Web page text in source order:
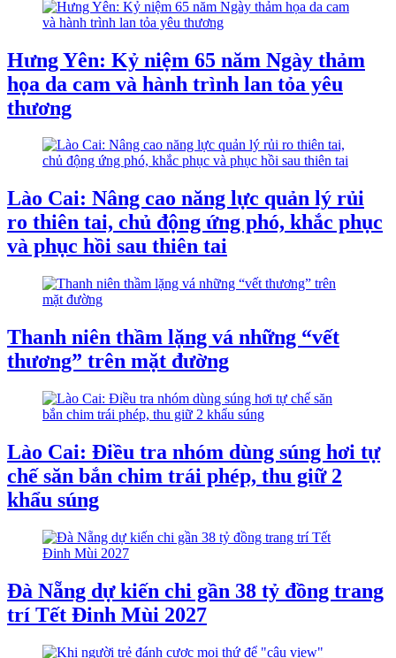
Hưng Yên: Kỷ niệm 65 năm Ngày thảm
họa da cam và hành trình lan tỏa yêu
thương
Lào Cai: Nâng cao năng lực quản lý rủi
ro thiên tai, chủ động ứng phó, khắc phục
và phục hồi sau thiên tai
Thanh niên thầm lặng vá những “vết
thương” trên mặt đường
Lào Cai: Điều tra nhóm dùng súng hơi tự
chế săn bắn chim trái phép, thu giữ 2
khẩu súng
Đà Nẵng dự kiến chi gần 38 tỷ đồng trang
trí Tết Đinh Mùi 2027